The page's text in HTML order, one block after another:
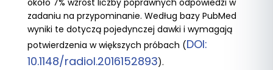
około 7% wzrost liczby poprawnych odpowiedzi w
zadaniu na przypominanie. Według bazy PubMed
wyniki te dotyczą pojedynczej dawki i wymagają
potwierdzenia w większych próbach (DOI:
10.1148/radiol.2016152893).